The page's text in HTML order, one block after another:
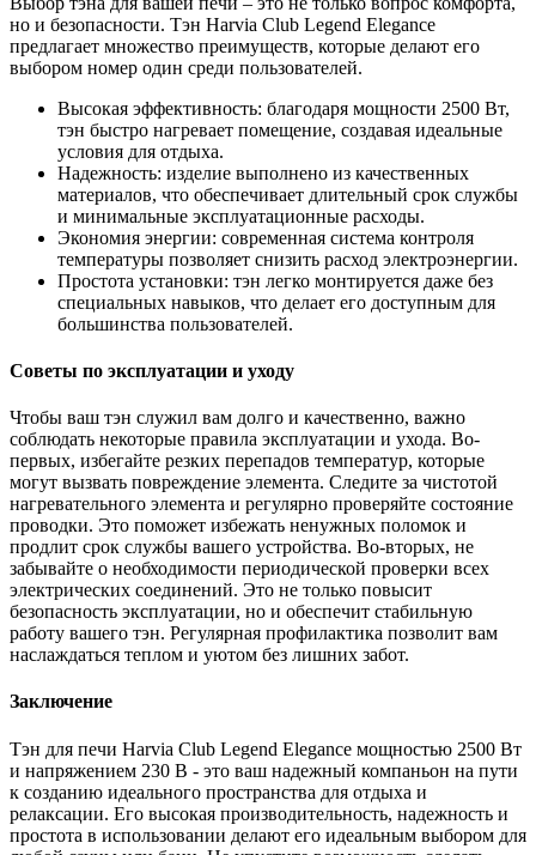
но и безопасности. Тэн Harvia Club Legend Elegance
предлагает множество преимуществ, которые делают его
выбором номер один среди пользователей.
Высокая эффективность: благодаря мощности 2500 Вт,
тэн быстро нагревает помещение, создавая идеальные
условия для отдыха.
Надежность: изделие выполнено из качественных
материалов, что обеспечивает длительный срок службы
и минимальные эксплуатационные расходы.
Экономия энергии: современная система контроля
температуры позволяет снизить расход электроэнергии.
Простота установки: тэн легко монтируется даже без
специальных навыков, что делает его доступным для
большинства пользователей.
Советы по эксплуатации и уходу
Чтобы ваш тэн служил вам долго и качественно, важно
соблюдать некоторые правила эксплуатации и ухода. Во-
первых, избегайте резких перепадов температур, которые
могут вызвать повреждение элемента. Следите за чистотой
нагревательного элемента и регулярно проверяйте состояние
проводки. Это поможет избежать ненужных поломок и
продлит срок службы вашего устройства. Во-вторых, не
забывайте о необходимости периодической проверки всех
электрических соединений. Это не только повысит
безопасность эксплуатации, но и обеспечит стабильную
работу вашего тэн. Регулярная профилактика позволит вам
наслаждаться теплом и уютом без лишних забот.
Заключение
Тэн для печи Harvia Club Legend Elegance мощностью 2500 Вт
и напряжением 230 В - это ваш надежный компаньон на пути
к созданию идеального пространства для отдыха и
релаксации. Его высокая производительность, надежность и
простота в использовании делают его идеальным выбором для